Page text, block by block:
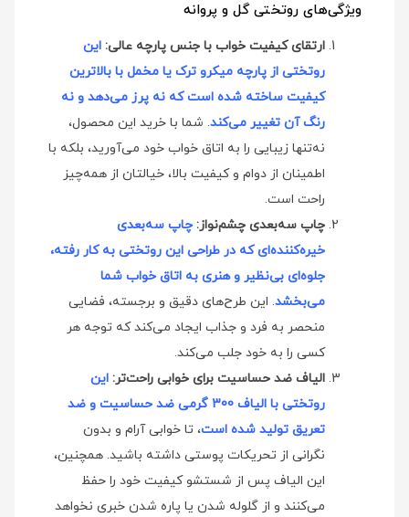
ویژگی‌های روتختی گل و پروانه
ارتقای کیفیت خواب با جنس پارچه عالی: این
روتختی از پارچه میکرو ترک یا مخمل با بالاترین
کیفیت ساخته شده است که نه پرز می‌دهد و نه
رنگ آن تغییر می‌کند. شما با خرید این محصول،
نه‌تنها زیبایی را به اتاق خواب خود می‌آورید، بلکه با
اطمینان از دوام و کیفیت بالا، خیالتان از همه‌چیز
راحت است.
چاپ سه‌بعدی چشم‌نواز: چاپ سه‌بعدی
خیره‌کننده‌ای که در طراحی این روتختی به کار رفته،
جلوه‌ای بی‌نظیر و هنری به اتاق خواب شما
می‌بخشد. این طرح‌های دقیق و برجسته، فضایی
منحصر به فرد و جذاب ایجاد می‌کند که توجه هر
کسی را به خود جلب می‌کند.
الیاف ضد حساسیت برای خوابی راحت‌تر: این
روتختی با الیاف 300 گرمی ضد حساسیت و ضد
تعریق تولید شده است، تا خوابی آرام و بدون
نگرانی از تحریکات پوستی داشته باشید. همچنین،
این الیاف پس از شستشو کیفیت خود را حفظ
می‌کنند و از گلوله شدن یا پاره شدن خبری نخواهد